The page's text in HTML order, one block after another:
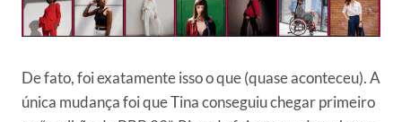
De fato, foi exatamente isso o que (quase aconteceu). A
única mudança foi que Tina conseguiu chegar primeiro